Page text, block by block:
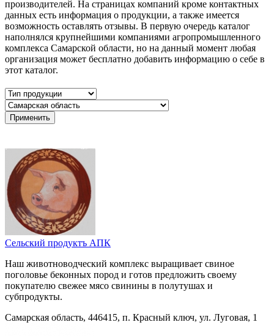
производителей. На страницах компаний кроме контактных
данных есть информация о продукции, а также имеется
возможность оставлять отзывы. В первую очередь каталог
наполнялся крупнейшими компаниями агропромышленного
комплекса Самарской области, но на данный момент любая
организация может бесплатно добавить информацию о себе в
этот каталог.
Сельский продуктъ АПК
Наш животноводческий комплекс выращивает свиное
поголовье беконных пород и готов предложить своему
покупателю свежее мясо свинины в полутушах и
субпродукты.
Самарская область, 446415, п. Красный ключ, ул. Луговая, 1